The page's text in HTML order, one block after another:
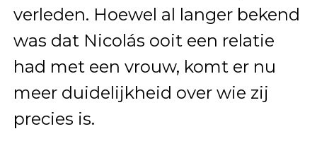
verleden. Hoewel al langer bekend
was dat Nicolás ooit een relatie
had met een vrouw, komt er nu
meer duidelijkheid over wie zij
precies is.